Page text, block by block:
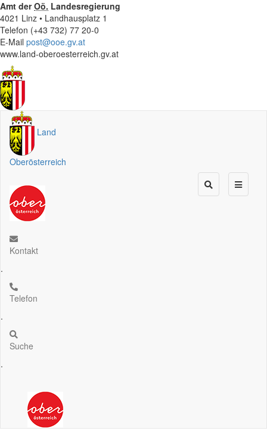
Amt derOö. Landesregierung
4021 Linz • Landhausplatz 1
Telefon (+43 732) 77 20-0
E-Mail post@ooe.gv.at
www.land-oberoesterreich.gv.at
Land
Oberösterreich
Kontakt
.
Telefon
.
Suche
.